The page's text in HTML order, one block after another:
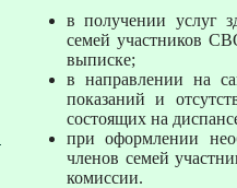
в получении услуг
семей участников
выписке;
в направлении на
показаний и
состоящих на
при оформлении
членов семей
комиссии.